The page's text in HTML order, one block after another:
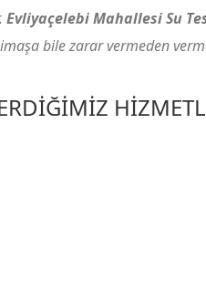
Evliyaçelebi Mahallesi Su
bile zarar vermeden